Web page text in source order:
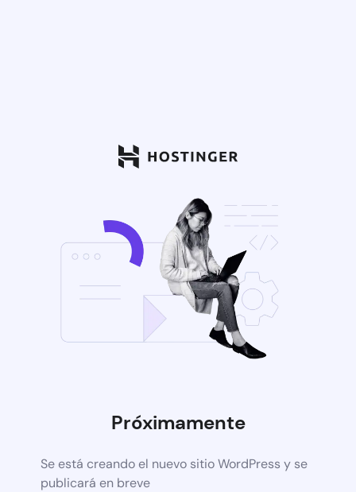
Próximamente
Se está creando el nuevo sitio WordPress y se
publicará en breve